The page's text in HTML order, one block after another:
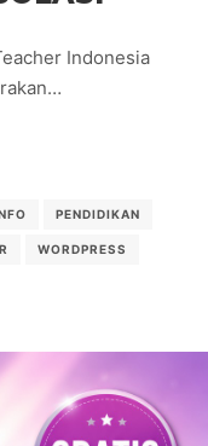
Indonesia
PENDIDIKAN
WORDPRESS